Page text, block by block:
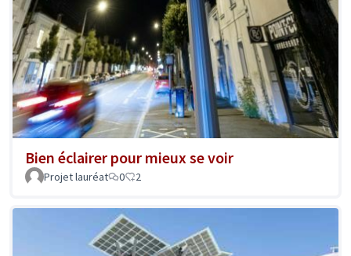
Bien éclairer pour mieux se voir
Projet lauréat 0 2